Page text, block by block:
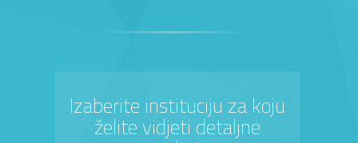
Izaberite instituciju za koju
želite vidjeti detaljne